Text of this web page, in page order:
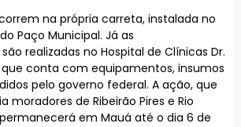
na própria carreta, instalada no
Paço Municipal. Já as
realizadas no Hospital de Clínicas Dr.
que conta com equipamentos, insumos
pelo governo federal. A ação, que
moradores de Ribeirão Pires e Rio
em Mauá até o dia 6 de